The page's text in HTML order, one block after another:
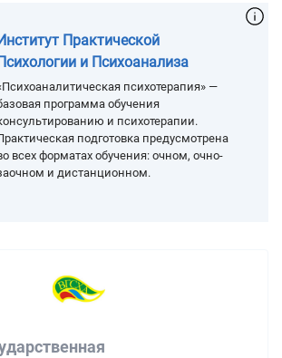
Институт Практической
Психологии и Психоанализа
психотерапия» —
программа обучения
и психотерапии.
подготовка предусмотрена
всех форматах обучения: очном, очно-
и дистанционном.